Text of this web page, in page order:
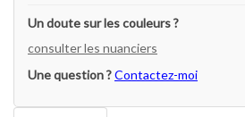
Un doute sur les couleurs ?
consulter les nuanciers
Une question ?Contactez-moi